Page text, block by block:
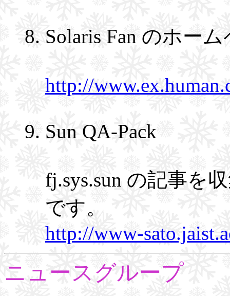
Solaris Fan のホー
http://
Sun QA-Pack
fj.sys.sun の記事を
です。
http://www-
ニュースグループ